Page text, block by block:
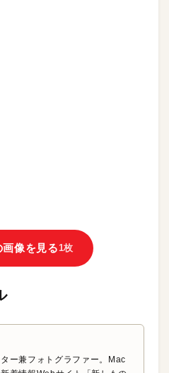
像を見る 1枚
ー兼フォトグラファー。Mac